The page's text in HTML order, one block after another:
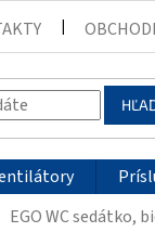
EGO WC sedátko,